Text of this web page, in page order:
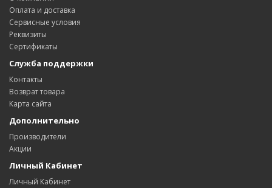
Оплата и доставка
Сервисные условия
Реквизиты
Сертификаты
Служба поддержки
Контакты
Возврат товара
Карта сайта
Дополнительно
Производители
Акции
Личный Кабинет
Личный Кабинет